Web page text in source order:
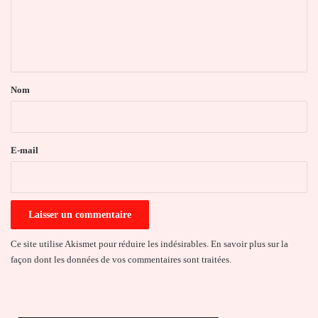
a
e
Nom
E-mail
Ce site utilise Akismet pour réduire les indésirables. En savoir plus sur la
façon dont les données de vos commentaires sont traitées